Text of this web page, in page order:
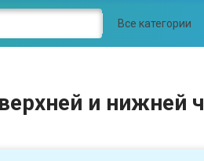
Все категории
и нижней